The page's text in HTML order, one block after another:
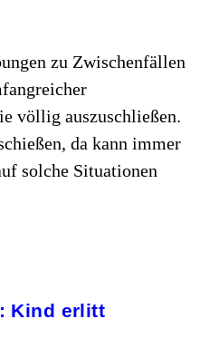
zu Zwischenfällen
völlig auszuschließen.
da kann immer
solche Situationen
Kind erlitt